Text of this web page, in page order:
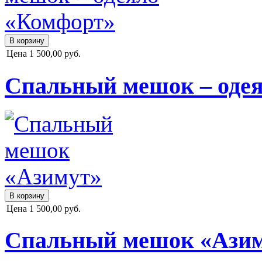
Цена 1 500,00 руб.
Спальный мешок –
Цена 1 500,00 руб.
Спальный мешок